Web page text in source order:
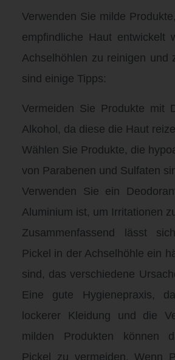
Verwenden Sie milde
empfindliche Haut entwickelt
Achselhöhlen zu reinigen und
sind einige Tipps:
Vermeiden Sie Produkte mit
Alkohol, da diese die Haut
Wählen Sie Produkte, die
von Parabenen und Sulfaten
Verwenden Sie ein
Aluminium ist, um Irritationen
Zusammenfassend lässt
Pickel in der Achselhöhle ein
sind, das verschiedene
Eine gute Hygienepraxis,
lockerer Kleidung und die
milden Produkten können
Pickel zu vermeiden. Wenn